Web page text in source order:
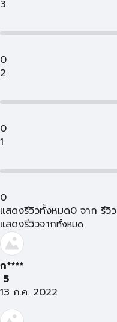
3
0
2
0
1
0
แสดงรีวิวทั้งหมด0 จาก รีวิว
แสดงรีวิวจากทั้งหมด
ก****
5
13 ก.ค. 2022